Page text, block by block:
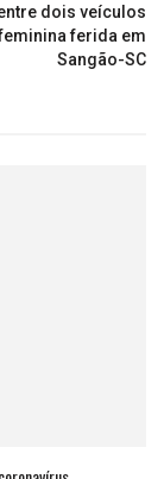
dois veículos
ferida em
Sangão-SC